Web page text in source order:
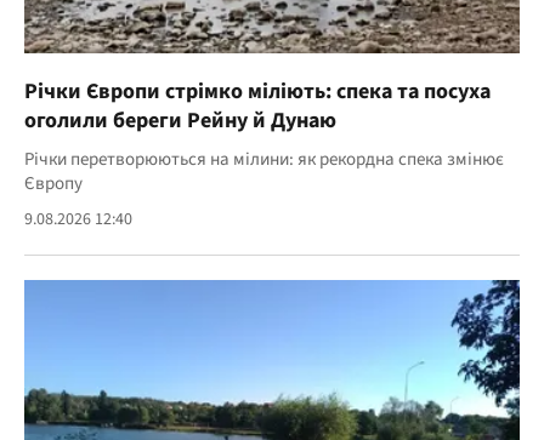
Річки Європи стрімко міліють: спека та посуха
оголили береги Рейну й Дунаю
Річки перетворюються на мілини: як рекордна спека змінює
Європу
9.08.2026 12:40